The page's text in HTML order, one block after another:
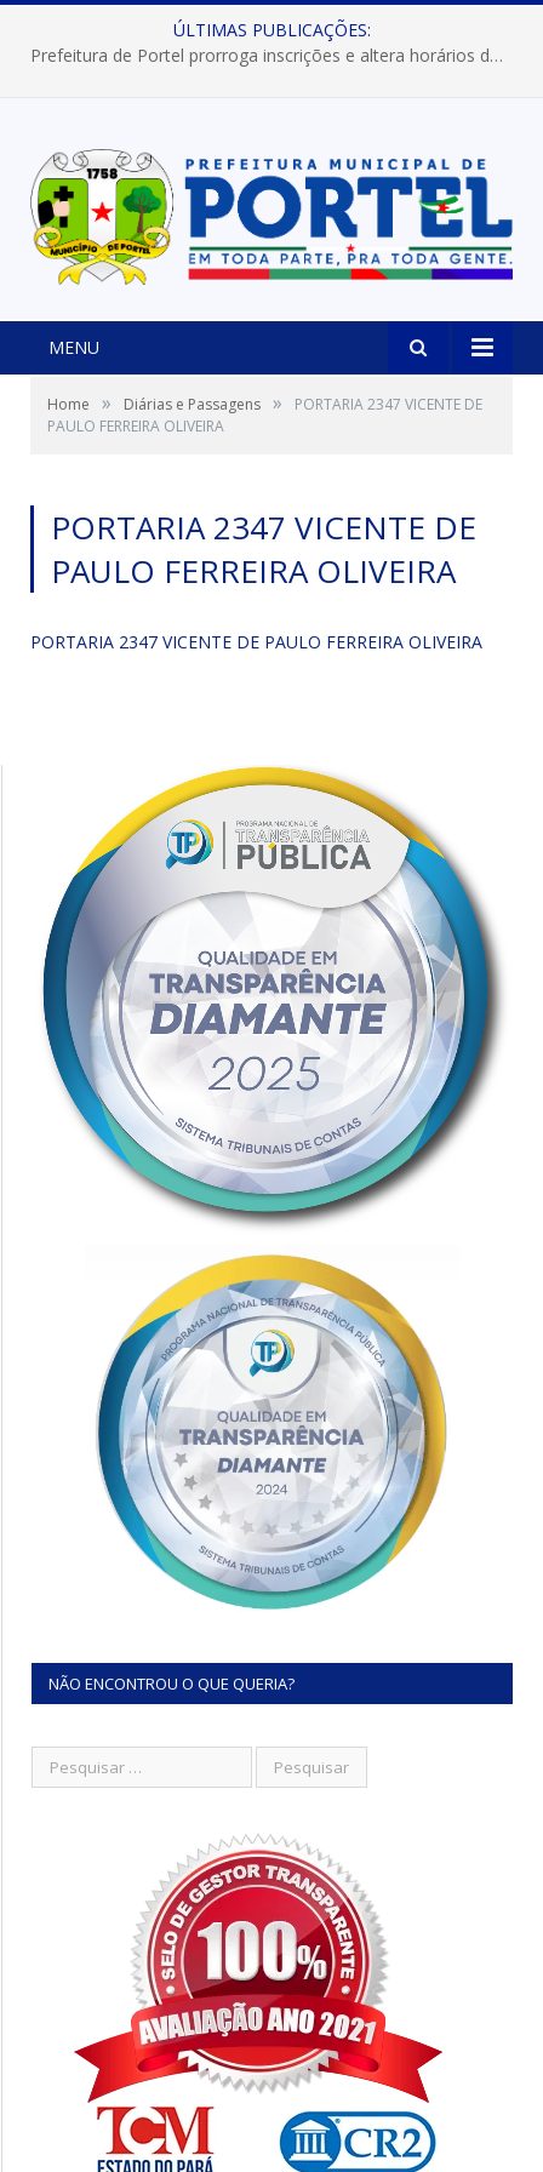
ÚLTIMAS PUBLICAÇÕES:
Prefeitura de Portel prorroga inscrições e altera horários dos concursos “Musa” e “Miss Mix Verão 2026”
MENU
Home » Diárias e Passagens »
PORTARIA 2347 VICENTE DE
PAULO FERREIRA OLIVEIRA
PORTARIA 2347 VICENTE DE
PAULO FERREIRA OLIVEIRA
PORTARIA 2347 VICENTE DE PAULO FERREIRA OLIVEIRA
NÃO ENCONTROU O QUE QUERIA?